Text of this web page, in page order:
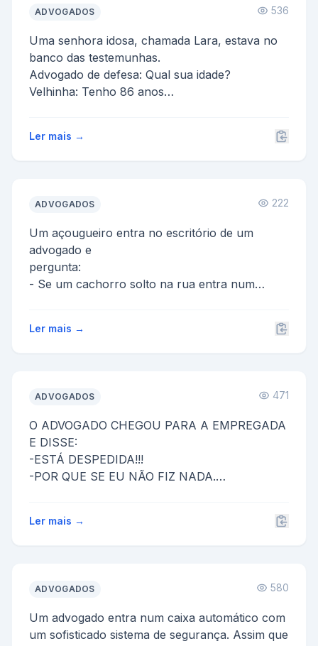
ADVOGADOS 536
Uma senhora idosa, chamada Lara, estava no
banco das testemunhas.
Advogado de defesa: Qual sua idade?
Velhinha: Tenho 86 anos
Ler mais →
ADVOGADOS 222
Um açougueiro entra no escritório de um
advogado e
pergunta:
- Se um cachorro solto na rua entra num
Ler mais →
ADVOGADOS 471
O ADVOGADO CHEGOU PARA A EMPREGADA
E DISSE:
-ESTÁ DESPEDIDA!!!
-POR QUE SE EU NÃO FIZ NADA.
Ler mais →
ADVOGADOS 580
Um advogado entra num caixa automático com
um sofisticado sistema de segurança. Assim que